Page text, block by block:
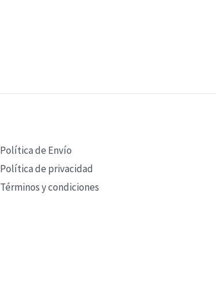
Política de Envío
Política de privacidad
Términos y condiciones